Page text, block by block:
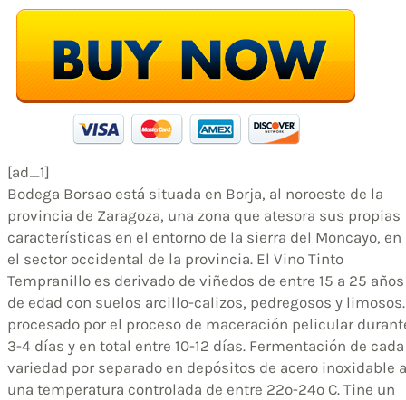
[ad_1]
Bodega Borsao está situada en Borja, al noroeste de la
provincia de Zaragoza, una zona que atesora sus propias
características en el entorno de la sierra del Moncayo, en
el sector occidental de la provincia. El Vino Tinto
Tempranillo es derivado de viñedos de entre 15 a 25 años
de edad con suelos arcillo-calizos, pedregosos y limosos.
procesado por el proceso de maceración pelicular
3-4 días y en total entre 10-12 días. Fermentación de cada
variedad por separado en depósitos de acero inoxidable a
una temperatura controlada de entre 22º-24º C. Tine un